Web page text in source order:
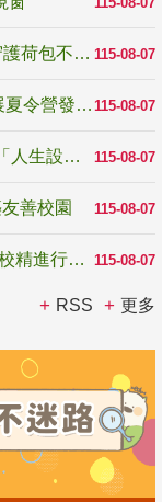
115-08-07
反詐騙宣導_防詐有道，霹靂布袋戲陪你守護荷包不受騙
115-08-07
跨越限制，探索潛能！115年多元潛能發展夏令營發掘生命無限可能
115-08-07
高齡不是終點而是夢想起點！教育部打造「人生設計夢工場」 參展第3屆高齡健康產業博覽會
115-08-07
善校園
115-08-07
強化學習歷程檔案推動效能 國教署攜手學校精進行政與教學支持
RSS 更多